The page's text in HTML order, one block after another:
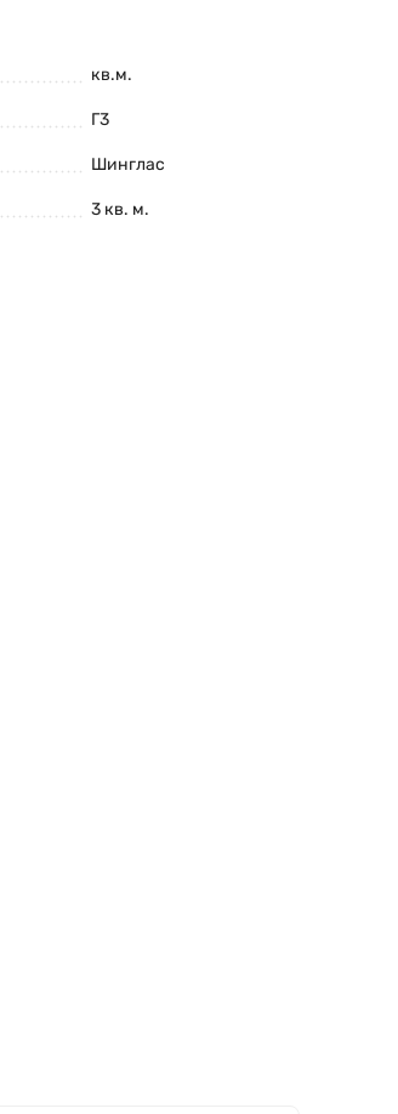
кв.м.
Г3
Шинглас
3 кв. м.